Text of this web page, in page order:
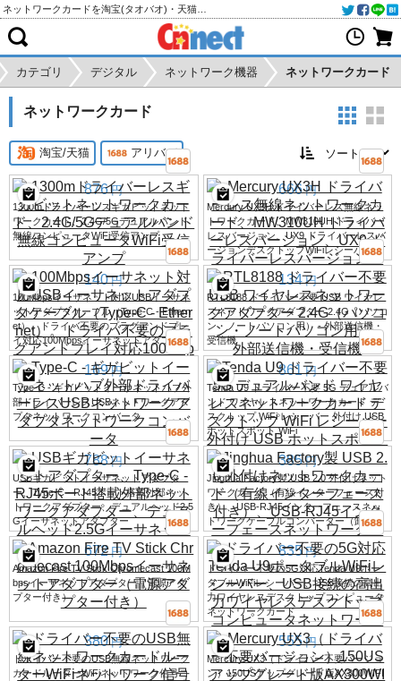
カテゴリ デジタル ネットワーク機器 ネットワークカード
ネットワークカード
淘宝/天猫 アリババ
876 円
1300mドライバーレスギガビットネット
ワークカード、2.4G/5Gデュアルバンド
無線コンピュータWiFi受信アンプ
666 円
Mercury UX3H ドライバーレス無線ネッ
トワークカード、MW310UH ドライバー
レスバージョン、UX9 ドライバーレスバ
ージョンデスクトップWiFiレシーバー
140 円
100Mbpsイーサネット対応USBイーサネ
ットアダプタケーブル（Type-C - Ethern
et）。ドライバ不要のプラグアンドプレ
イ対応100Mbpsイーサネットアダプタ。
134 円
RTL8188 ドライバー不要 USB ワイヤレ
スネットワークアダプター 2.4G（パソコ
ン・ノートパソコン用） - 外部送信機・
受信機
169 円
Type-C - ギガビットイーサネットハブ外
部ドライバーレスUSBネットワークアダ
プタネットワークコンバータ
861 円
Tenda U9 ドライバー不要 5G デュアルバ
ンド ワイヤレスネットワークカード デ
スクトップ WiFi レシーバー 外付け USB
ホットスポット WiFi
788 円
USBギガビットイーサネットアダプタ
ー、Type-C - RJ45ポート搭載外部ネッ
トワークアダプター、デュアルヘッド2.5
Gイーサネットアダプター
385 円
Jinghua Factory製 USB 2.0 外付けネット
ワークカード（有線インターフェース付
き）、USB-RJ45インターフェースネッ
トワークケーブルコンバーター（卸売）
672 円
Amazon Fire TV Stick Chromecast 100M
bpsイーサネットアダプター（電源アダ
プター付き）
835 円
ドライバー不要の5G対応Tenda U9ポー
タブルWiFiレシーバー、USB接続の高出
力ワイヤレスデスクトップコンピュータ
ネットワークカード
380 円
ドライバー不要のUSB無線ネットワーク
カードルーターWiFiネットワーク信号コ
555 円
Mercury UX3（ドライバー不要バージョ
ン）150USアップグレード版AX300WIFI